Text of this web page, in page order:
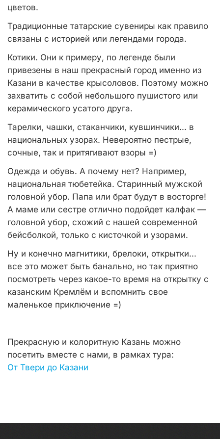
цветов.
Традиционные татарские сувениры как правило
связаны с историей или легендами города.
Котики. Они к примеру, по легенде были
привезены в наш прекрасный город именно из
Казани в качестве крысоловов. Поэтому можно
захватить с собой небольшого пушистого или
керамического усатого друга.
Тарелки, чашки, стаканчики, кувшинчики... в
национальных узорах. Невероятно пестрые,
сочные, так и притягивают взоры =)
Одежда и обувь. А почему нет? Например,
национальная тюбетейка. Старинный мужской
головной убор. Папа или брат будут в восторге!
А маме или сестре отлично подойдет калфак —
головной убор, схожий с нашей современной
бейсболкой, только с кисточкой и узорами.
Ну и конечно магнитики, брелоки, открытки...
все это может быть банально, но так приятно
посмотреть через какое-то время на открытку с
казанским Кремлём и вспомнить свое
маленькое приключение =)
Прекрасную и колоритную Казань можно
посетить вместе с нами, в рамках тура:
От Твери до Казани